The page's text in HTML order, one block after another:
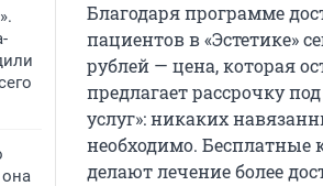
Благодаря программе
пациентов в «Эстетике»
рублей — цена, которая
предлагает рассрочку
услуг»: никаких
необходимо. Бесплатные
делают лечение более